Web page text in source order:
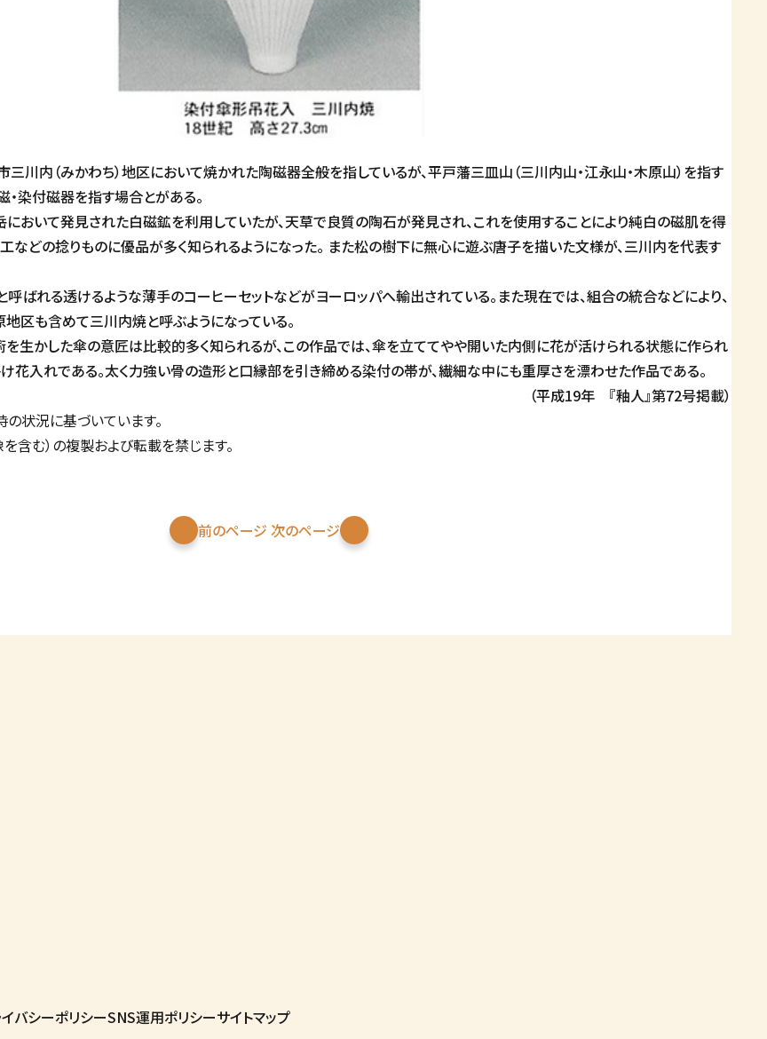
川内（みかわち）地区において焼かれた陶磁器全般を指しているが、平戸藩三皿山（三川内山・江永山・木原山）を指す
・染付磁器を指す場合とがある。
において発見された白磁鉱を利用していたが、天草で良質の陶石が発見され、これを使用することにより純白の磁肌を得
などの捻りものに優品が多く知られるようになった。 また松の樹下に無心に遊ぶ唐子を描いた文様が、三川内を代表す
ばれる透けるような薄手のコーヒーセットなどがヨーロッパへ輸出されている。また現在では、組合の統合などにより、
区も含めて三川内焼と呼ぶようになっている。
生かした傘の意匠は比較的多く知られるが、この作品では、傘を立ててやや開いた内側に花が活けられる状態に作られ
花入れである。太く力強い骨の造形と口縁部を引き締める染付の帯が、繊細な中にも重厚さを漂わせた作品である。
（平成19年 『釉人』第72号掲載）
状況に基づいています。
含む）の複製および転載を禁じます。
前のページ 次のページ
バシーポリシーSNS運用ポリシーサイトマップ